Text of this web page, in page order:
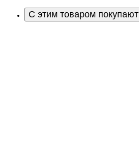
С этим товаром покупают